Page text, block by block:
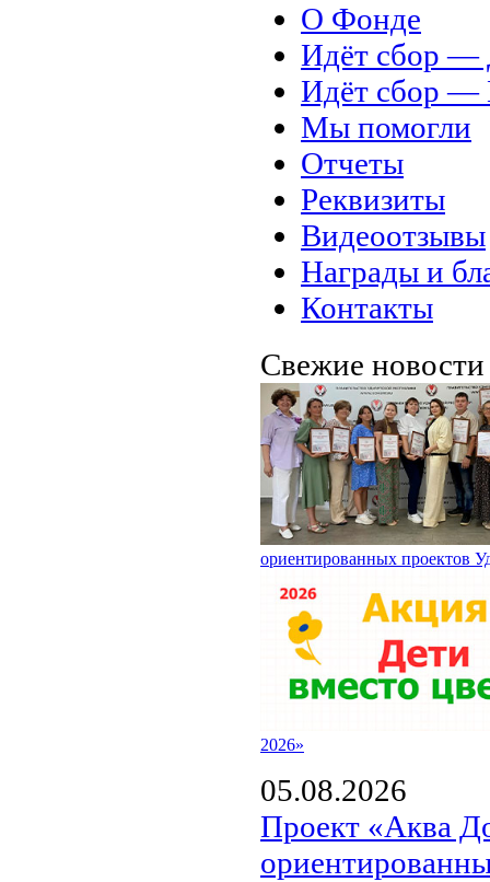
О Фонде
Идёт сбор
Идёт сбор
Мы помогли
Отчеты
Реквизиты
Видеоотзывы
Награды и
Контакты
Свежие
ориентированных проектов
2026»
05.08.2026
Проект «Аква